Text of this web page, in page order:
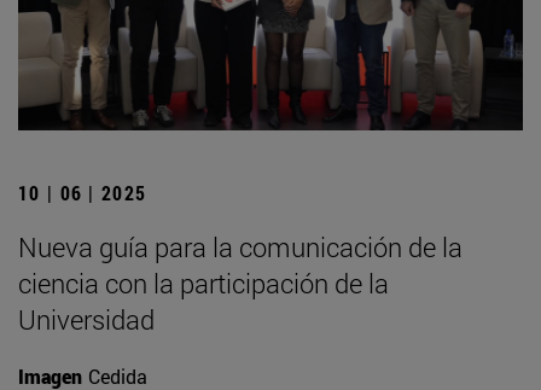
10 | 06 | 2025
Nueva guía para la comunicación de la
ciencia con la participación de la
Universidad
Imagen Cedida